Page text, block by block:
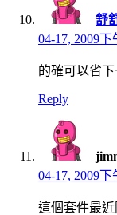
舒
04-17, 2009下
的確可以省
Reply
04-17, 2009下
這個套件最